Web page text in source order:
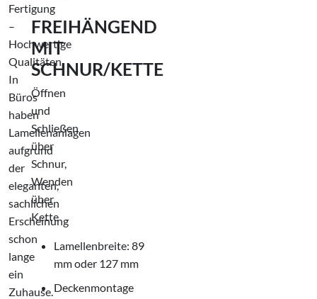
Fertigung
–
Hochwertige
Qualitäten.
In
Büros
haben
Lamellenanlagen
aufgrund
der
eleganten,
sachlichen
Erscheinung
schon
lange
ein
Zuhause.
FREIHÄNGEND
MIT
SCHNUR/KETTE
Öffnen
und
Schließen
über
Schnur,
Wenden
über
Kette
Lamellenbreite: 89
mm oder 127 mm
Deckenmontage